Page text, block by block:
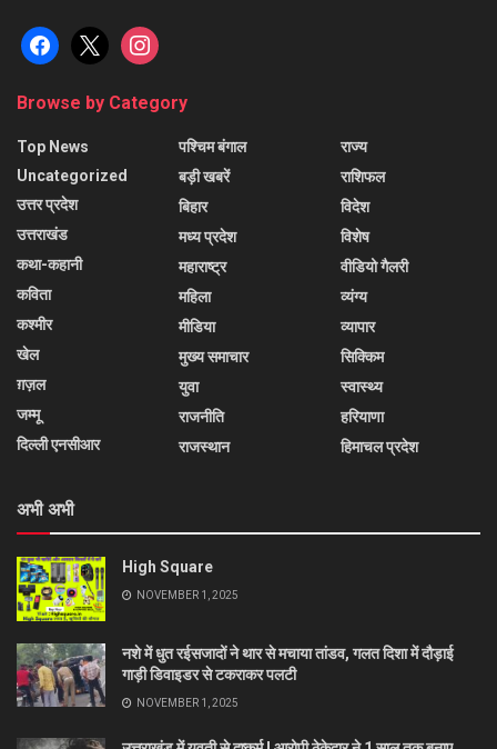
facebook
x instagram
Browse by Category
Top News
Uncategorized
उत्तर प्रदेश
उत्तराखंड
कथा-कहानी
कविता
कश्मीर
खेल
ग़ज़ल
जम्मू
दिल्ली एनसीआर
पश्चिम बंगाल
बड़ी खबरें
बिहार
मध्य प्रदेश
महाराष्ट्र
महिला
मीडिया
मुख्य समाचार
युवा
राजनीति
राजस्थान
राज्य
राशिफल
विदेश
विशेष
वीडियो गैलरी
व्यंग्य
व्यापार
सिक्किम
स्वास्थ्य
हरियाणा
हिमाचल प्रदेश
अभी अभी
High Square
NOVEMBER 1, 2025
नशे में धुत रईसजादों ने थार से मचाया तांडव, गलत दिशा में दौड़ाई
गाड़ी डिवाइडर से टकराकर पलटी
NOVEMBER 1, 2025